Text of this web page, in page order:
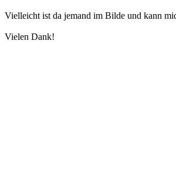
Vielleicht ist da jemand im Bilde und kann
Vielen Dank!